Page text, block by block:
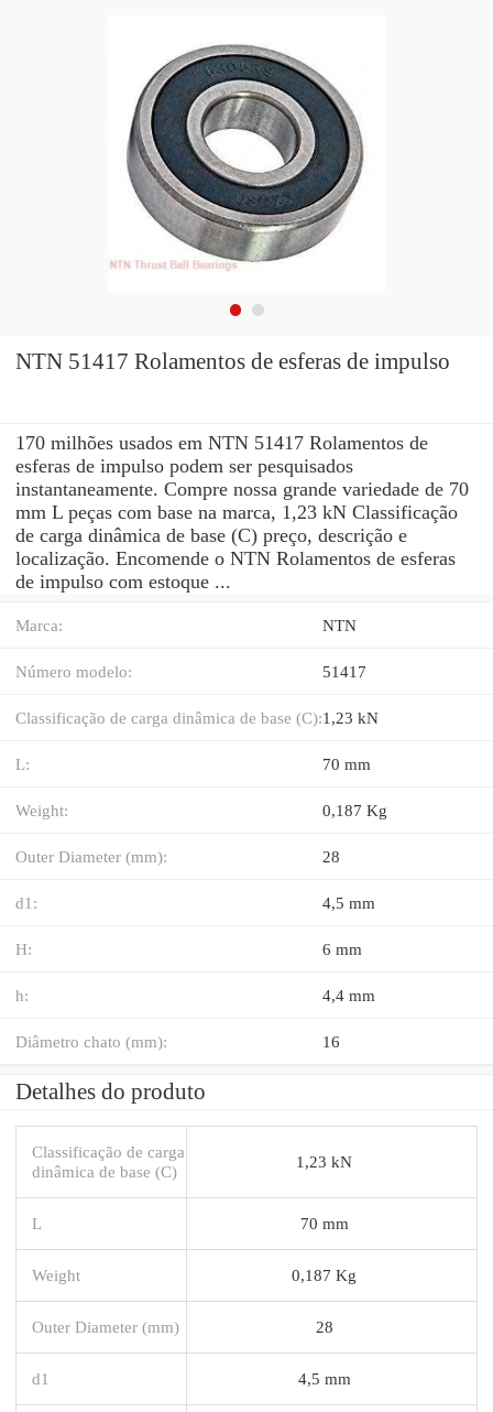
NTN 51417 Rolamentos de esferas de impulso
170 milhões usados ​​em NTN 51417 Rolamentos de
esferas de impulso podem ser pesquisados ​​
instantaneamente. Compre nossa grande variedade de 70
mm L peças com base na marca, 1,23 kN Classificação
de carga dinâmica de base (C) preço, descrição e
localização. Encomende o NTN Rolamentos de esferas
de impulso com estoque ...
Marca: NTN
Número modelo: 51417
Classificação de carga dinâmica de base (C):1,23 kN
L: 70 mm
Weight: 0,187 Kg
Outer Diameter (mm): 28
d1: 4,5 mm
H: 6 mm
h: 4,4 mm
Diâmetro chato (mm): 16
Detalhes do produto
Classificação de carga
dinâmica de base (C)
1,23 kN
L 70 mm
Weight 0,187 Kg
Outer Diameter (mm) 28
d1 4,5 mm